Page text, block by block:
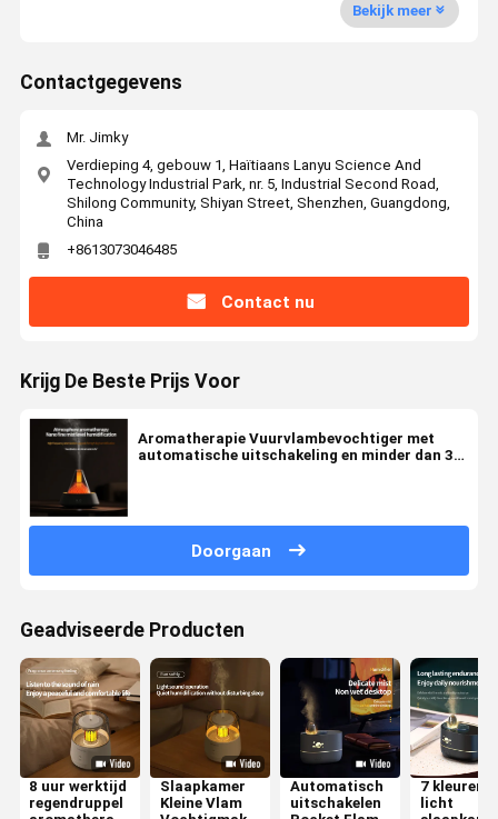
Bekijk meer
Contactgegevens
Mr. Jimky
Verdieping 4, gebouw 1, Haïtiaans Lanyu Science And
Technology Industrial Park, nr. 5, Industrial Second Road,
Shilong Community, Shiyan Street, Shenzhen, Guangdong,
China
+8613073046485
Contact nu
Krijg De Beste Prijs Voor
Aromatherapie Vuurvlambevochtiger met
automatische uitschakeling en minder dan 35
Doorgaan
Geadviseerde Producten
8 uur werktijd
regendruppel
Slaapkamer
Kleine Vlam
Automatisch
uitschakelen
7 kleuren
licht